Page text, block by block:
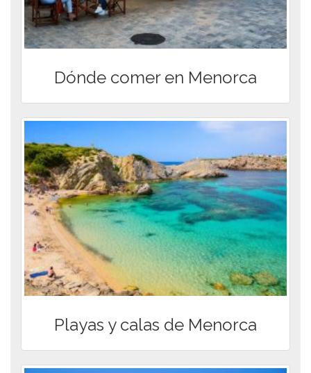
Dónde comer en Menorca
Playas y calas de Menorca